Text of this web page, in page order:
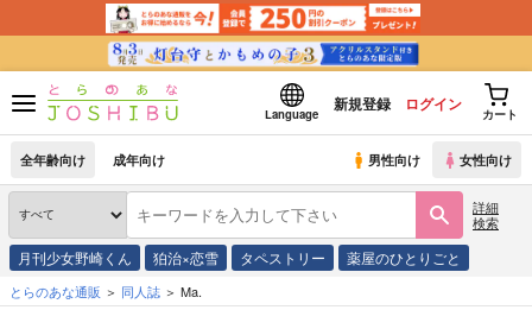
Language
新規登録 ログイン
カート
全年齢向け 成年向け 男性向け 女性向け
詳細
検索
月刊少女野崎くん 狛治×恋雪 タペストリー 薬屋のひとりごと
とらのあな通販 同人誌 Ma.